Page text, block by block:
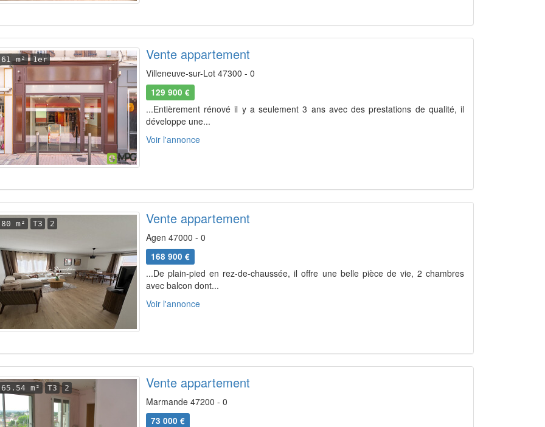
61 m² 1er Vente appartement
Villeneuve-sur-Lot 47300 - 0
129 900 €
...Entièrement rénové il y a seulement 3 ans avec des prestations de qualité, il
développe une...
Voir l'annonce
80 m² T3 2 Vente appartement
Agen 47000 - 0
168 900 €
...De plain-pied en rez-de-chaussée, il offre une belle pièce de vie, 2 chambres
avec balcon dont...
Voir l'annonce
65.54 m² T3 2 Vente appartement
Marmande 47200 - 0
73 000 €